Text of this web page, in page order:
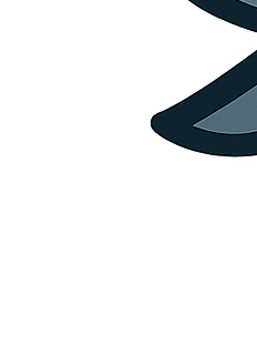
3. Wijziging
het privacy
We kunnen het
bijvoorbeeld in het kader